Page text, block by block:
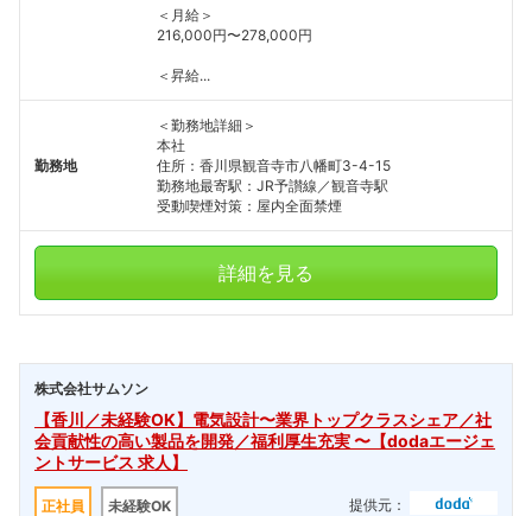
＜月給＞
216,000円〜278,000円
＜昇給...
勤務地
＜勤務地詳細＞
本社
住所：香川県観音寺市八幡町3-4-15
勤務地最寄駅：JR予讃線／観音寺駅
受動喫煙対策：屋内全面禁煙
詳細を見る
株式会社サムソン
【香川／未経験OK】電気設計〜業界トップクラスシェア／社
会貢献性の高い製品を開発／福利厚生充実 〜【dodaエージェ
ントサービス 求人】
正社員 未経験OK
提供元：